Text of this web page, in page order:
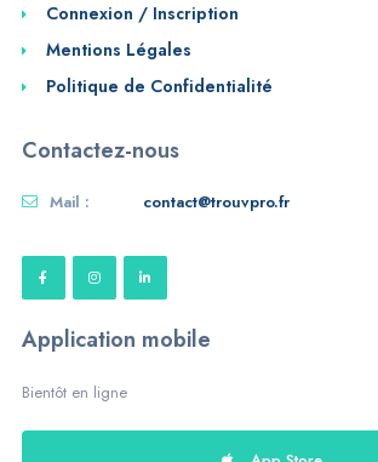
Connexion / Inscription
Mentions Légales
Politique de Confidentialité
Contactez-nous
Mail : contact@trouvpro.fr
Application mobile
Bientôt en ligne